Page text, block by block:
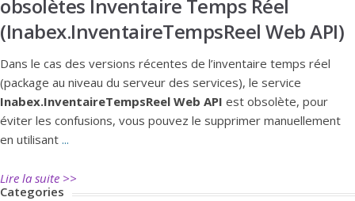
obsolètes Inventaire Temps Réel
(Inabex.InventaireTempsReel Web API)
Dans le cas des versions récentes de l’inventaire temps réel
(package au niveau du serveur des services), le service
Inabex.InventaireTempsReel Web API est obsolète, pour
éviter les confusions, vous pouvez le supprimer manuellement
en utilisant ...
Lire la suite >>
Categories